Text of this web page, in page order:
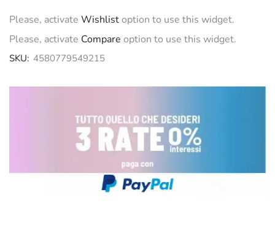
Please, activate Wishlistoption to use this widget.
Please, activate Compare option to use this widget.
SKU: 4580779549215